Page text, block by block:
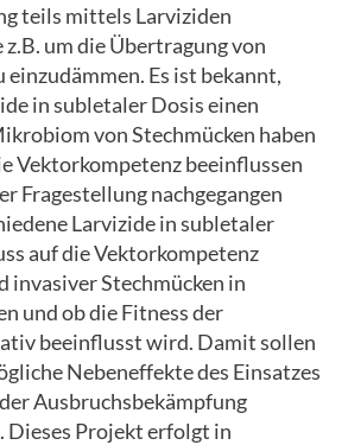
teils mittels Larviziden
um die Übertragung von
Es ist bekannt,
in subletaler Dosis einen
von Stechmücken haben
Vektorkompetenz beeinflussen
Fragestellung nachgegangen
Larvizide in subletaler
auf die Vektorkompetenz
invasiver Stechmücken in
und ob die Fitness der
beeinflusst wird. Damit sollen
Nebeneffekte des Einsatzes
Ausbruchsbekämpfung
Dieses Projekt erfolgt in